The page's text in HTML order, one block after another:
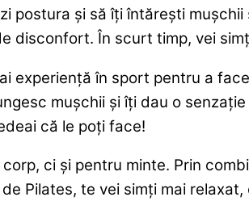
și să îți întărești
disconfort. În scurt timp, vei
experiență în sport pentru a
mușchii și îți dau o
că le poți face!
ci și pentru minte. Prin
Pilates, te vei simți mai